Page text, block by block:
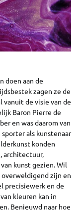
doen aan de
zagen ze de
vanuit de visie van de
Baron Pierre de
en was daarom van
als kunstenaar
konden
architectuur,
kunst gezien. Wil
zijn en
precisiewerk en de
kleuren kan in
Benieuwd naar hoe